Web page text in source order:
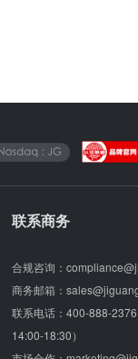
联系商务
合规咨询：
商务邮箱：
联系电话： 400-888-
14:00-18:30）